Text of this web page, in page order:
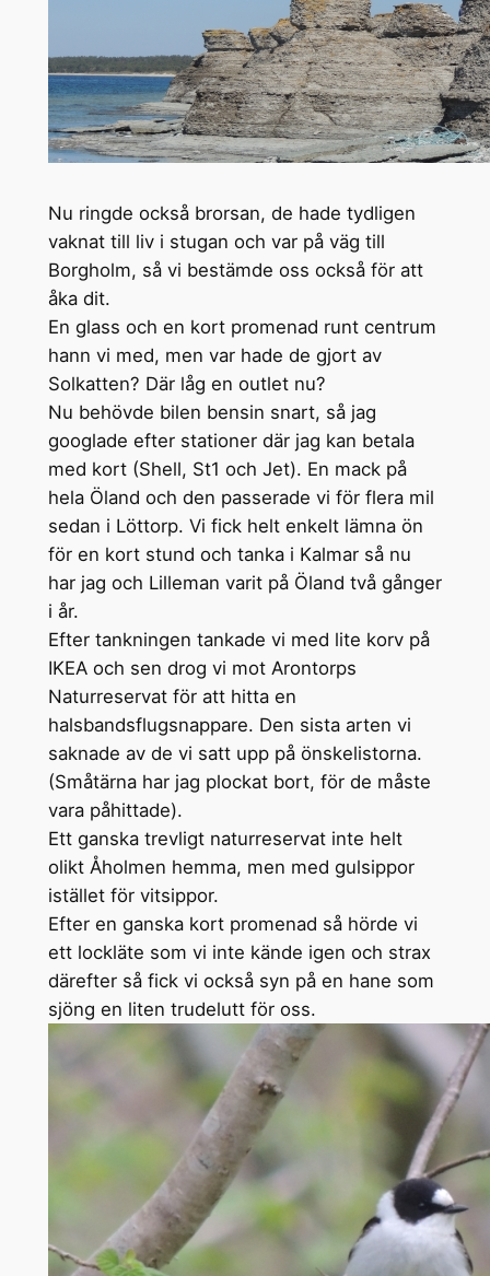
Nu ringde också brorsan, de hade tydligen
vaknat till liv i stugan och var på väg till
Borgholm, så vi bestämde oss också för att
åka dit.
En glass och en kort promenad runt centrum
hann vi med, men var hade de gjort av
Solkatten? Där låg en outlet nu?
Nu behövde bilen bensin snart, så jag
googlade efter stationer där jag kan betala
med kort (Shell, St1 och Jet). En mack på
hela Öland och den passerade vi för flera mil
sedan i Löttorp. Vi fick helt enkelt lämna ön
för en kort stund och tanka i Kalmar så nu
har jag och Lilleman varit på Öland två gånger
i år.
Efter tankningen tankade vi med lite korv på
IKEA och sen drog vi mot Arontorps
Naturreservat för att hitta en
halsbandsflugsnappare. Den sista arten vi
saknade av de vi satt upp på önskelistorna.
(Småtärna har jag plockat bort, för de måste
vara påhittade).
Ett ganska trevligt naturreservat inte helt
olikt Åholmen hemma, men med gulsippor
istället för vitsippor.
Efter en ganska kort promenad så hörde vi
ett lockläte som vi inte kände igen och strax
därefter så fick vi också syn på en hane som
sjöng en liten trudelutt för oss.